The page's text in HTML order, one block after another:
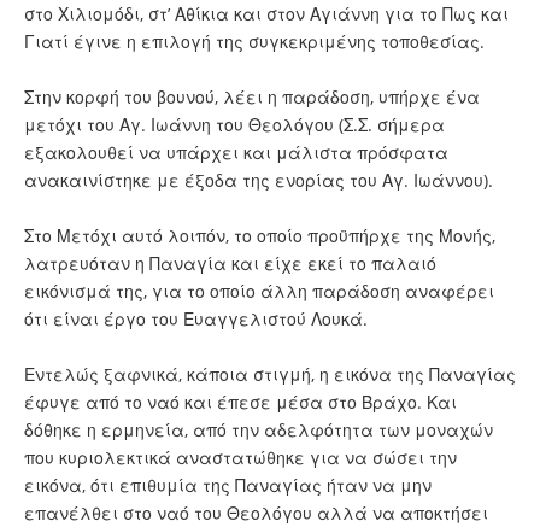
στο Χιλιομόδι, στ’ Αθίκια και στον Αγιάννη για το Πως και
Γιατί έγινε η επιλογή της συγκεκριμένης τοποθεσίας.
Στην κορφή του βουνού, λέει η παράδοση, υπήρχε ένα
μετόχι του Αγ. Ιωάννη του Θεολόγου (Σ.Σ. σήμερα
εξακολουθεί να υπάρχει και μάλιστα πρόσφατα
ανακαινίστηκε με έξοδα της ενορίας του Αγ. Ιωάννου).
Στο Μετόχι αυτό λοιπόν, το οποίο προϋπήρχε της Μονής,
λατρευόταν η Παναγία και είχε εκεί το παλαιό
εικόνισμά της, για το οποίο άλλη παράδοση αναφέρει
ότι είναι έργο του Ευαγγελιστού Λουκά.
Εντελώς ξαφνικά, κάποια στιγμή, η εικόνα της Παναγίας
έφυγε από το ναό και έπεσε μέσα στο Βράχο. Και
δόθηκε η ερμηνεία, από την αδελφότητα των μοναχών
που κυριολεκτικά αναστατώθηκε για να σώσει την
εικόνα, ότι επιθυμία της Παναγίας ήταν να μην
επανέλθει στο ναό του Θεολόγου αλλά να αποκτήσει